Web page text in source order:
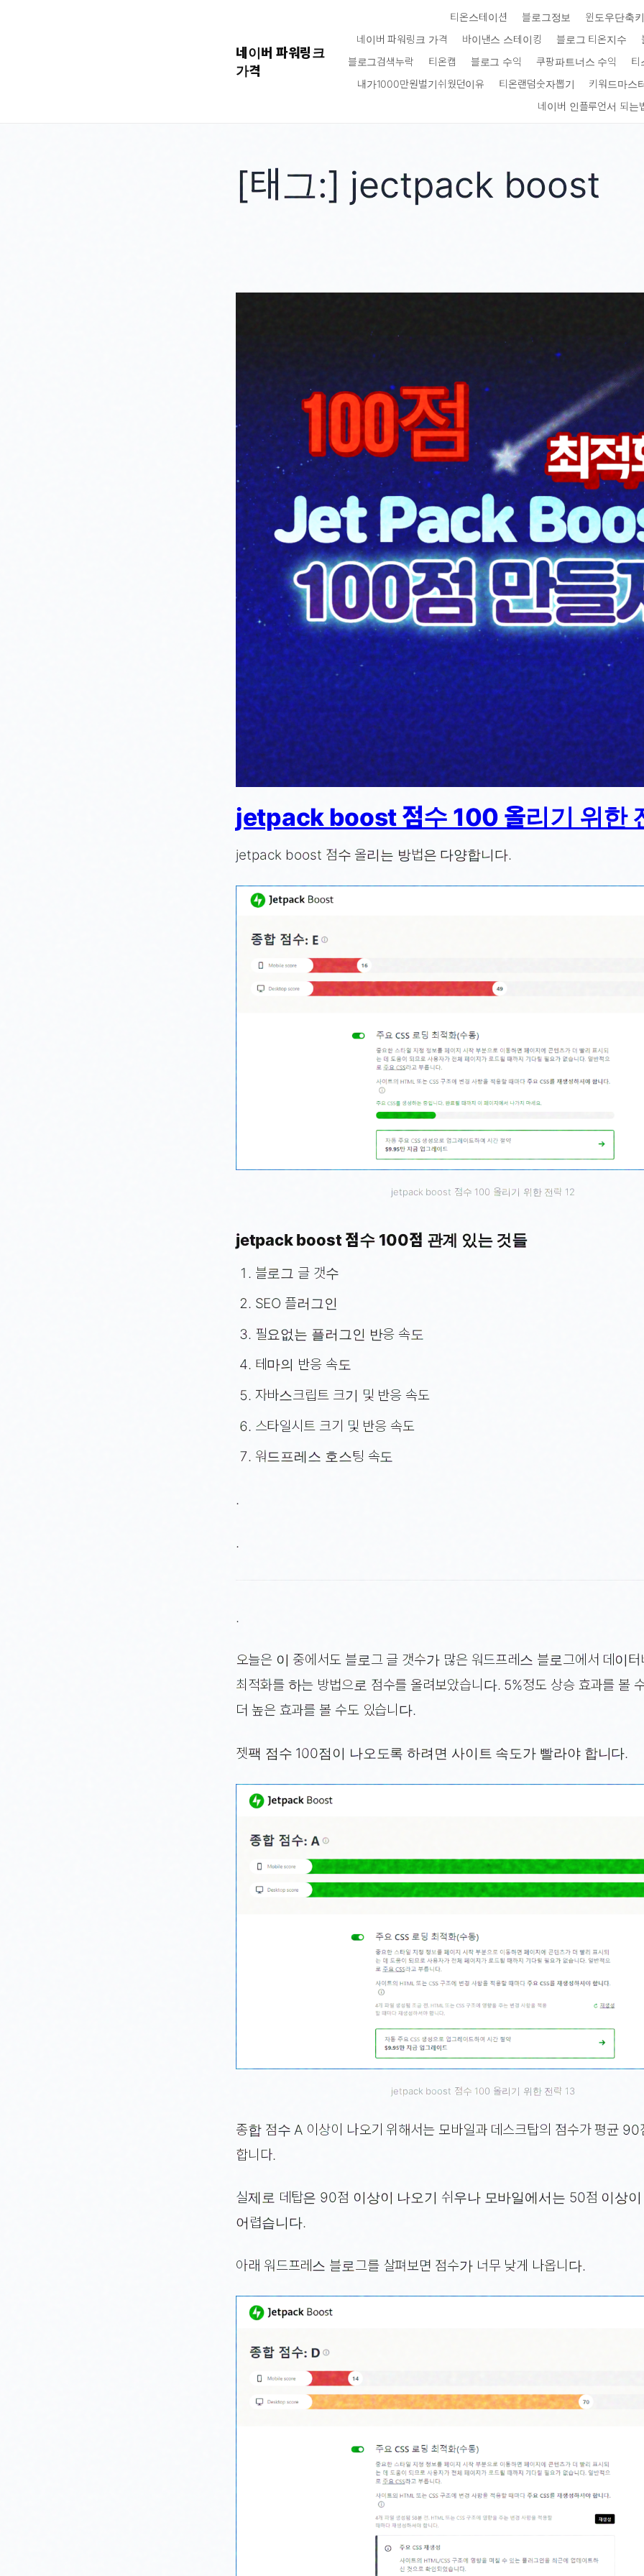
네이버 파워링크
가격
티온스테이션 블로그정보
윈도우단축키
네이버 파워링크 가격
바이낸스 스테이킹 블로그 티온지수
블로그검색누락
티온캡 블로그 수익 쿠팡파트너스 수익
티
내가1000만원벌기쉬웠던이유
티온랜덤숫자뽑기
키워드마스
네이버 인플루언서 되는
[태그:] jectpack boost
jetpack boost 점수 100 올리기 위한
jetpack boost 점수 올리는 방법은 다양합니다.
jetpack boost 점수 100 올리기 위한 전략 12
jetpack boost 점수 100점 관계 있는 것들
블로그 글 갯수
SEO 플러그인
필요없는 플러그인 반응 속도
테마의 반응 속도
자바스크립트 크기 및 반응 속도
스타일시트 크기 및 반응 속도
워드프레스 호스팅 속도
.
.
.
오늘은 이 중에서도 블로그 글 갯수가 많은 워드프레스 블로그에서 데이
최적화를 하는 방법으로 점수를 올려보았습니다. 5%정도 상승 효과를 볼
더 높은 효과를 볼 수도 있습니다.
젯팩 점수 100점이 나오도록 하려면 사이트 속도가 빨라야 합니다.
jetpack boost 점수 100 올리기 위한 전략 13
종합 점수 A 이상이 나오기 위해서는 모바일과 데스크탑의 점수가 평균 90
합니다.
실제로 데탑은 90점 이상이 나오기 쉬우나 모바일에서는 50점 이상
어렵습니다.
아래 워드프레스 블로그를 살펴보면 점수가 너무 낮게 나옵니다.